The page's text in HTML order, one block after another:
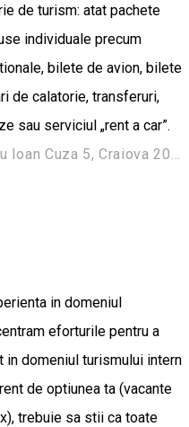
de turism: atat pachete
individuale precum
bilete de avion, bilete
de calatorie, transferuri,
sau serviciul „rent a car”.
in domeniul
eforturile pentru a
domeniul turismului intern
de optiunea ta (vacante
trebuie sa stii ca toate